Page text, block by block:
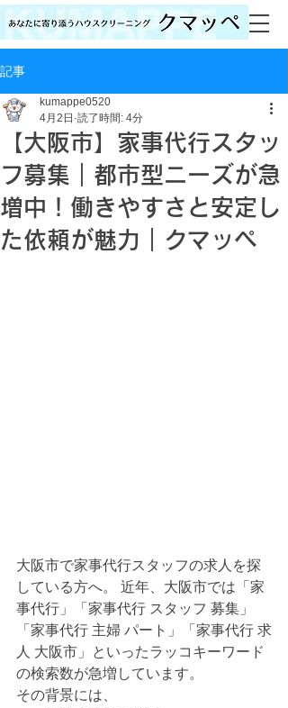
記事
【大阪市】家事代行スタッ
フ募集｜都市型ニーズが急
増中！働きやすさと安定し
た依頼が魅力｜クマッペ
kumappe0520
4月2日 読了時間: 4分
大阪市で家事代行スタッフの求人を探
している方へ。 近年、大阪市では「家
事代行」「家事代行 スタッフ 募集」
「家事代行 主婦 パート」「家事代行 求
人 大阪市」といったラッコキーワード
の検索数が急増しています。
その背景には、